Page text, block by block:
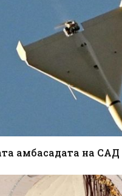
амбасадата на САД